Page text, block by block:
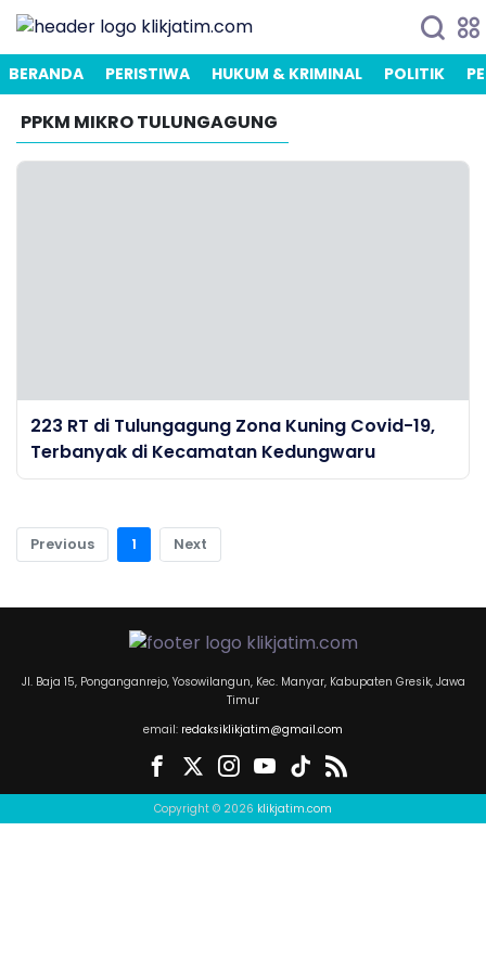
BERANDA PERISTIWA HUKUM & KRIMINAL POLITIK
PPKM MIKRO TULUNGAGUNG
223 RT di Tulungagung Zona Kuning Covid-19,
Terbanyak di Kecamatan Kedungwaru
Previous 1 Next
Jl. Baja 15, Ponganganrejo, Yosowilangun, Kec. Manyar, Kabupaten Gresik, Jawa
Timur
email: redaksiklikjatim@gmail.com
Copyright © 2026 klikjatim.com